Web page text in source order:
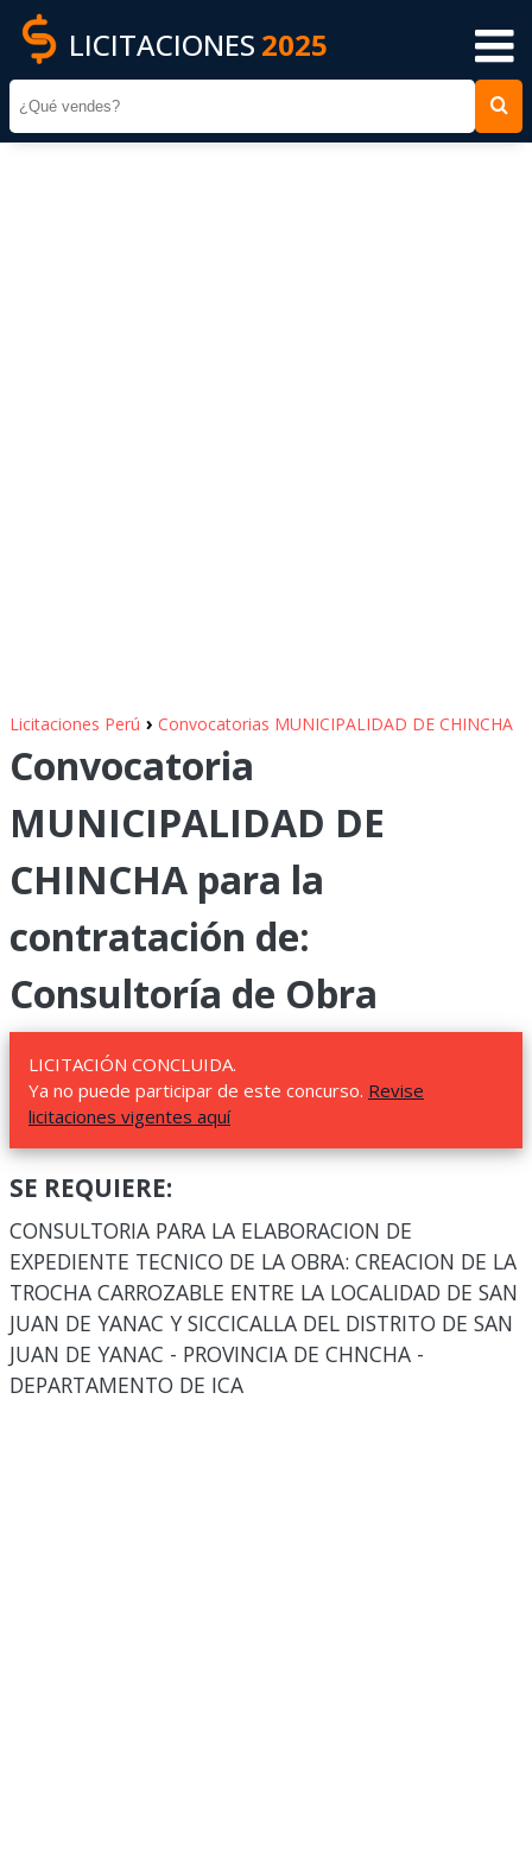
LICITACIONES 2025
Licitaciones Perú › Convocatorias MUNICIPALIDAD DE CHINCHA
Convocatoria
MUNICIPALIDAD DE
CHINCHA para la
contratación de:
Consultoría de Obra
LICITACIÓN CONCLUIDA.
Ya no puede participar de este concurso. Revise
licitaciones vigentes aquí
SE REQUIERE:
CONSULTORIA PARA LA ELABORACION DE
EXPEDIENTE TECNICO DE LA OBRA: CREACION DE LA
TROCHA CARROZABLE ENTRE LA LOCALIDAD DE SAN
JUAN DE YANAC Y SICCICALLA DEL DISTRITO DE SAN
JUAN DE YANAC - PROVINCIA DE CHNCHA -
DEPARTAMENTO DE ICA